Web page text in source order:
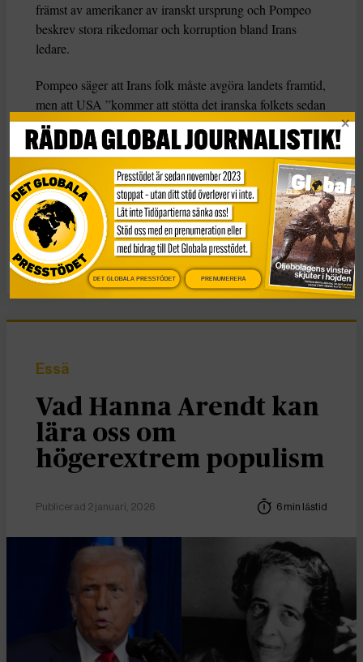
främst av amerikaner av iranskt ursprung och Pompeo
beskrev stora rikedomar och korruption bland Irans
ledare.
Pompeo säger att Irans folk måste avgöra landets framtid,
men att USA ”kommer att stötta det iranska folkets sedan
längre ignorerade röst”.
Han sade även att USA:s regering lanserar kanaler på
språket farsi i tv, radio och sociala medier för att nå
iranier i Iran och andra ställen.
KATEGORI
Nyheter
Essä
Vad Hanna Arendt kan
lära oss om
högerextrem populism
Publicerad 2 januari, 2026 6 min lästid
DET GLOBALA PRESSTÖDET PRENUMERERA